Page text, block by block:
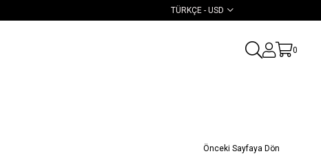
TÜRKÇE - USD
0
Önceki Sayfaya Dön